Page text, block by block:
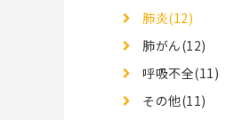
肺炎(12)
肺がん(12)
呼吸不全(11)
その他(11)